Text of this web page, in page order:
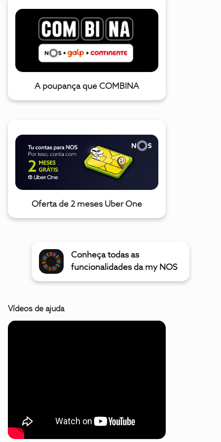
A poupança que COMBINA
Oferta de 2 meses Uber One
Conheça todas as
funcionalidades da my NOS
Vídeos de ajuda